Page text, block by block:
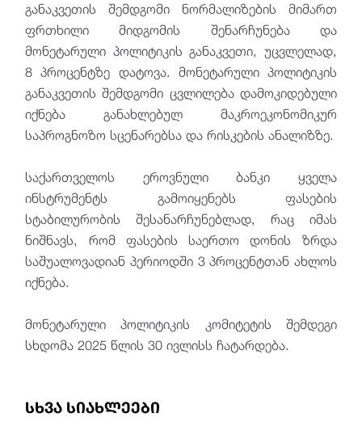
განაკვეთის შემდგომი ნორმალიზების მიმართ
ფრთხილი მიდგომის შენარჩუნება და
მონეტარული პოლიტიკის განაკვეთი, უცვლელად,
8 პროცენტზე დატოვა. მონეტარული პოლიტიკის
განაკვეთის შემდგომი ცვლილება დამოკიდებული
იქნება განახლებულ მაკროეკონომიკურ
საპროგნოზო სცენარებსა და რისკების ანალიზზე.
საქართველოს ეროვნული ბანკი ყველა
ინსტრუმენტს გამოიყენებს ფასების
სტაბილურობის შესანარჩუნებლად, რაც იმას
ნიშნავს, რომ ფასების საერთო დონის ზრდა
საშუალოვადიან პერიოდში 3 პროცენტთან ახლოს
იქნება.
მონეტარული პოლიტიკის კომიტეტის შემდეგი
სხდომა 2025 წლის 30 ივლისს ჩატარდება.
სხვა სიახლეები